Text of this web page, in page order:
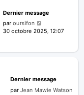
Dernier message
par oursifon
30 octobre 2025, 12:07
Dernier message
par Jean Mawie Watson